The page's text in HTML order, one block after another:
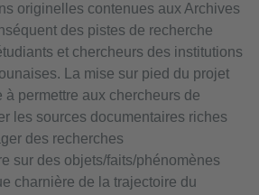
originelles contenues aux Archives
des pistes de recherche
et chercheurs des institutions
La mise sur pied du projet
à permettre aux chercheurs de
les sources documentaires riches
des recherches
sur des objets/faits/phénomènes
charnière de la trajectoire du